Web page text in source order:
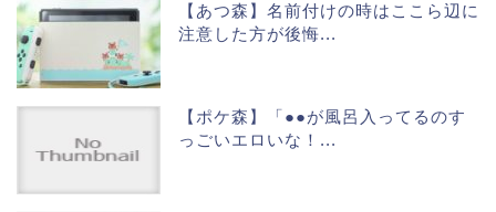
【あつ森】名前付けの時はここら辺に
注意した方が後悔...
【ポケ森】「●●が風呂入ってるのす
っごいエロいな！...